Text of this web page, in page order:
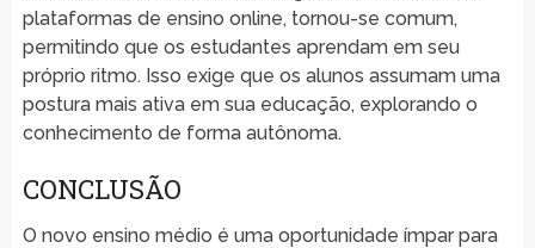
plataformas de ensino online, tornou-se comum,
permitindo que os estudantes aprendam em seu
próprio ritmo. Isso exige que os alunos assumam uma
postura mais ativa em sua educação, explorando o
conhecimento de forma autônoma.
CONCLUSÃO
O novo ensino médio é uma oportunidade ímpar para